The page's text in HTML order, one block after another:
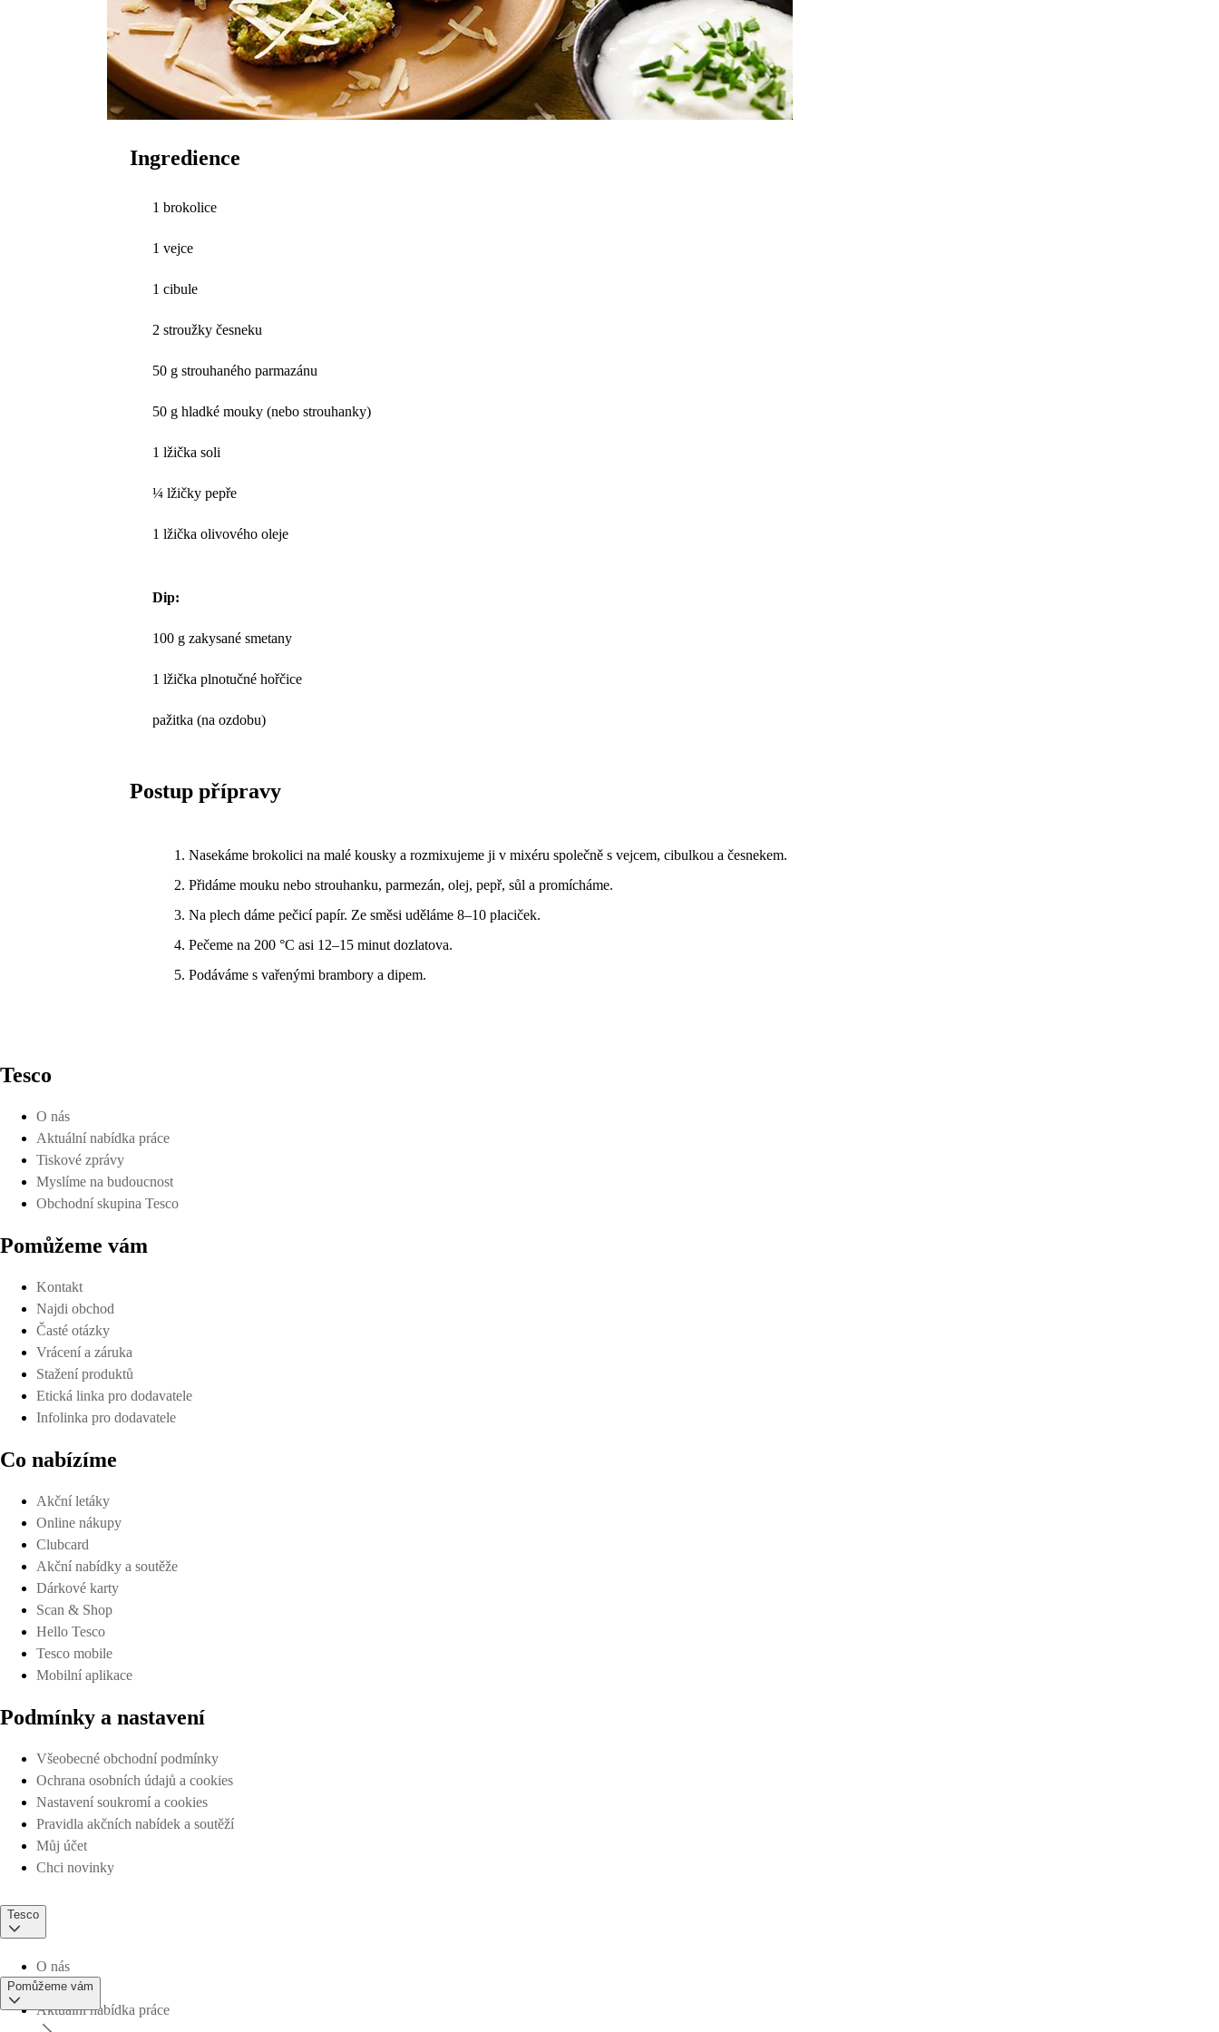
Ingredience
1 brokolice
1 vejce
1 cibule
2 stroužky česneku
50 g strouhaného parmazánu
50 g hladké mouky (nebo strouhanky)
1 lžička soli
¼ lžičky pepře
1 lžička olivového oleje
Dip:
100 g zakysané smetany
1 lžička plnotučné hořčice
pažitka (na ozdobu)
Postup přípravy
Nasekáme brokolici na malé kousky a rozmixujeme ji v mixéru společně s vejcem, cibulkou a česnekem.
Přidáme mouku nebo strouhanku, parmezán, olej, pepř, sůl a promícháme.
Na plech dáme pečicí papír. Ze směsi uděláme 8–10 placiček.
Pečeme na 200 °C asi 12–15 minut dozlatova.
Podáváme s vařenými brambory a dipem.
Tesco
O nás
Aktuální nabídka práce
Tiskové zprávy
Myslíme na budoucnost
Obchodní skupina Tesco
Pomůžeme vám
Kontakt
Najdi obchod
Časté otázky
Vrácení a záruka
Stažení produktů
Etická linka pro dodavatele
Infolinka pro dodavatele
Co nabízíme
Akční letáky
Online nákupy
Clubcard
Akční nabídky a soutěže
Dárkové karty
Scan & Shop
Hello Tesco
Tesco mobile
Mobilní aplikace
Podmínky a nastavení
Všeobecné obchodní podmínky
Ochrana osobních údajů a cookies
Nastavení soukromí a cookies
Pravidla akčních nabídek a soutěží
Můj účet
Chci novinky
Tesco
O nás
Aktuální nabídka práce
Pomůžeme vám